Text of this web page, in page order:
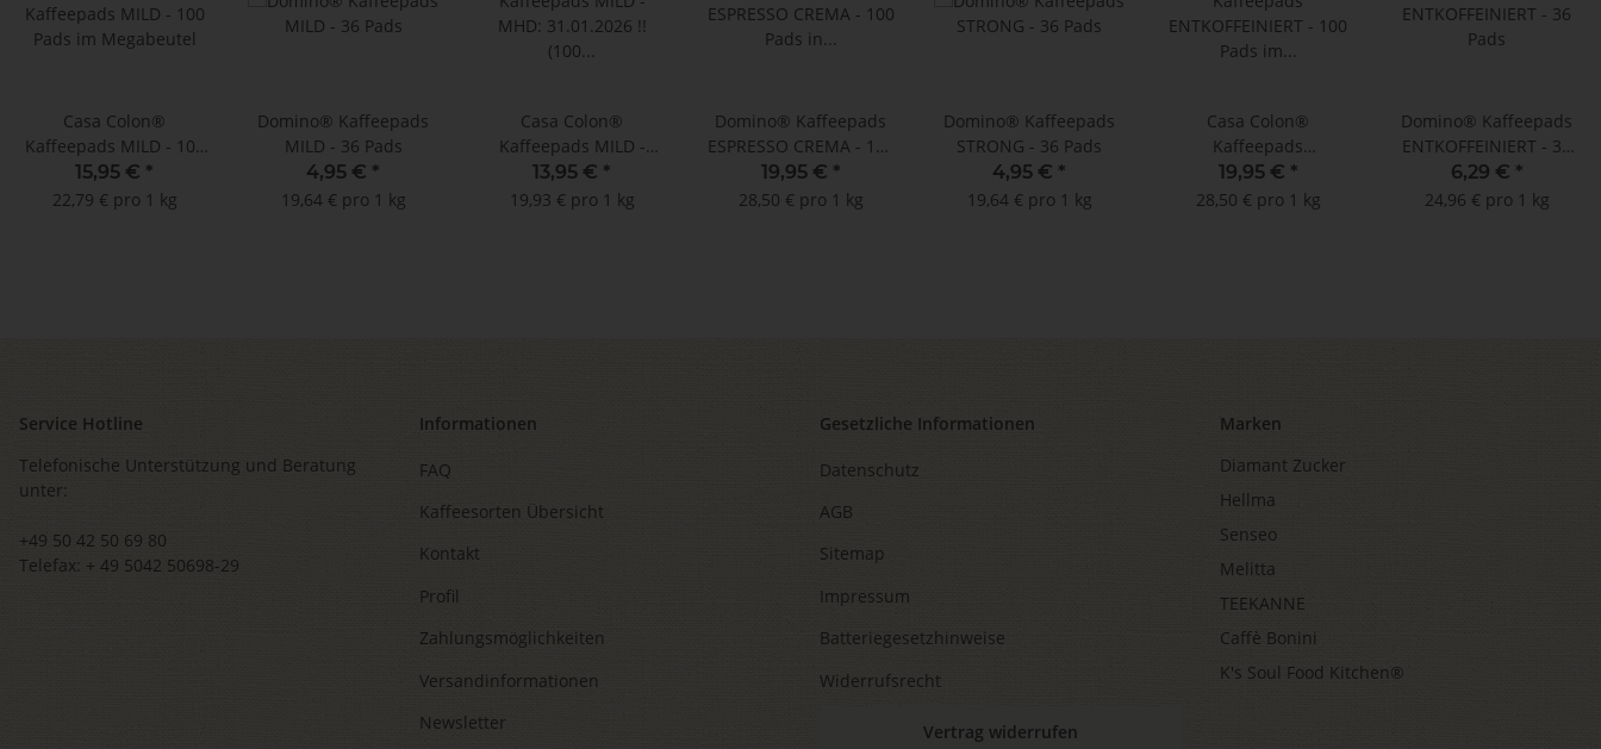
Casa Colon®
Kaffeepads MILD - 100
Pads im Megabeutel
15,95 € *
22,79 € pro 1 kg
Domino® Kaffeepads
MILD - 36 Pads
4,95 € *
19,64 € pro 1 kg
Casa Colon®
Kaffeepads MILD -
MHD: 31.01.2026 !! (100
Pads im Megabeutel)
13,95 € *
19,93 € pro 1 kg
Domino® Kaffeepads
ESPRESSO CREMA - 100
Pads in Displaybox
19,95 € *
28,50 € pro 1 kg
Domino® Kaffeepads
STRONG - 36 Pads
4,95 € *
19,64 € pro 1 kg
Casa Colon®
Kaffeepads
ENTKOFFEINIERT - 100
Pads im Megabeutel
19,95 € *
28,50 € pro 1 kg
Domino® Kaffeepads
ENTKOFFEINIERT - 36
Pads
6,29 € *
24,96 € pro 1 kg
Service Hotline
Telefonische Unterstützung und Beratung
unter:
+49 50 42 50 69 80
Telefax: + 49 5042 50698-29
Informationen
FAQ
Kaffeesorten Übersicht
Kontakt
Profil
Zahlungsmöglichkeiten
Versandinformationen
Newsletter
Gesetzliche Informationen
Datenschutz
AGB
Sitemap
Impressum
Batteriegesetzhinweise
Widerrufsrecht
Vertrag widerrufen
Marken
Diamant Zucker
Hellma
Senseo
Melitta
TEEKANNE
Caffè Bonini
K's Soul Food Kitchen®